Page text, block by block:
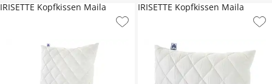
IRISETTE Kopfkissen Maila IRISETTE Kopfkissen Maila